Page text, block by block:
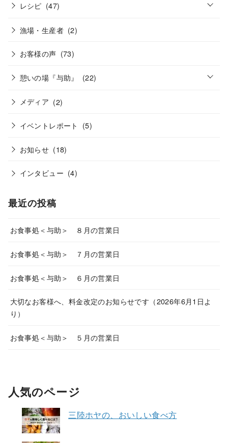
n
レシピ (47) o
漁場・生産者 (2)
お客様の声 (73)
憩いの場『与助』 (22) o
メディア (2)
イベントレポート (5)
お知らせ (18)
インタビュー (4)
最近の投稿
お食事処＜与助＞ ８月の営業日
お食事処＜与助＞ ７月の営業日
お食事処＜与助＞ ６月の営業日
大切なお客様へ、料金改定のお知らせです（2026年6月1日よ
り）
お食事処＜与助＞ ５月の営業日
人気のページ
三陸ホヤの、おいしい食べ方